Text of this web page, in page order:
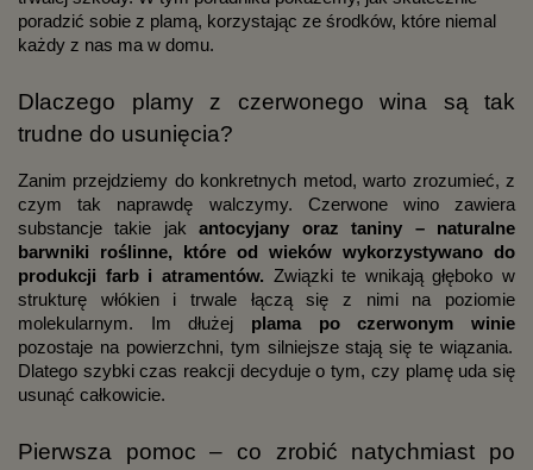
poradzić sobie z plamą, korzystając ze środków, które niemal
każdy z nas ma w domu.
Dlaczego plamy z czerwonego wina są tak
trudne do usunięcia?
Zanim przejdziemy do konkretnych metod, warto zrozumieć, z
czym tak naprawdę walczymy. Czerwone wino zawiera
substancje takie jakantocyjany oraz taniny – naturalne
barwniki roślinne, które od wieków wykorzystywano do
produkcji farb i atramentów. Związki te wnikają głęboko w
strukturę włókien i trwale łączą się z nimi na poziomie
molekularnym. Im dłużej plama po czerwonym winie
pozostaje na powierzchni, tym silniejsze stają się te wiązania.
Dlatego szybki czas reakcji decyduje o tym, czy plamę uda się
usunąć całkowicie.
Pierwsza pomoc – co zrobić natychmiast po